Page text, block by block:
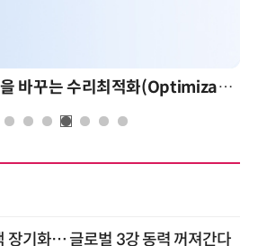
AI 시대의 의사결정을 바꾸는 수리최적화(Optimization): 실제 산업 적용 사례와 활용 전략 AI 핀옵스 실전 세미나: 폭증하
장기화… 글로벌 3강 동력 꺼져간다